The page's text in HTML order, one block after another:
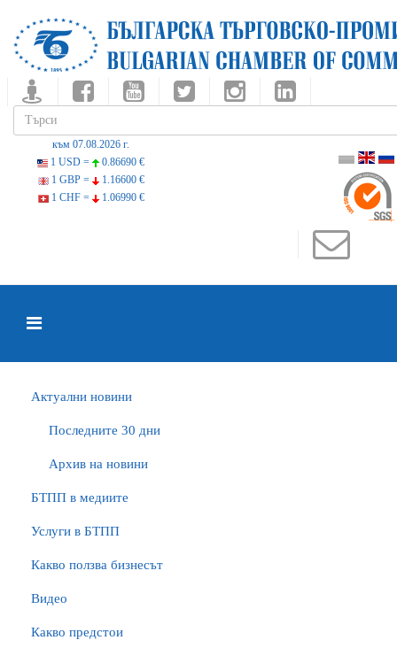
към 07.08.2026 г.
1 USD =
0.86690 €
1 GBP =
1.16600 €
1 CHF =
1.06990 €
Актуални новини
Последните 30 дни
Архив на новини
БTПП в медиите
Услуги в БТПП
Какво ползва бизнесът
Видео
Какво предстои